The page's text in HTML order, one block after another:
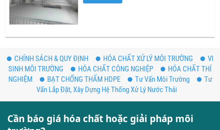
CHÍNH SÁCH & QUY ĐỊNH HÓA CHẤT XỬ LÝ MÔI TRƯỜNG
VI
SINH MÔI TRƯỜNG
HÓA CHẤT CÔNG NGHIỆP
HÓA CHẤT THÍ
NGHIỆM
BẠT CHỐNG THẤM HDPE Tư Vấn Môi Trường
Tư
Vấn Lắp Đặt, Xây Dựng Hệ Thống Xử Lý Nước Thải
Cần báo giá hóa chất hoặc giải pháp môi